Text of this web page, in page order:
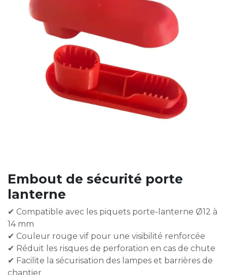
Embout de sécurité porte
lanterne
✔ Compatible avec les piquets porte-lanterne Ø12 à
14 mm
✔ Couleur rouge vif pour une visibilité renforcée
✔ Réduit les risques de perforation en cas de chute
✔ Facilite la sécurisation des lampes et barrières de
chantier